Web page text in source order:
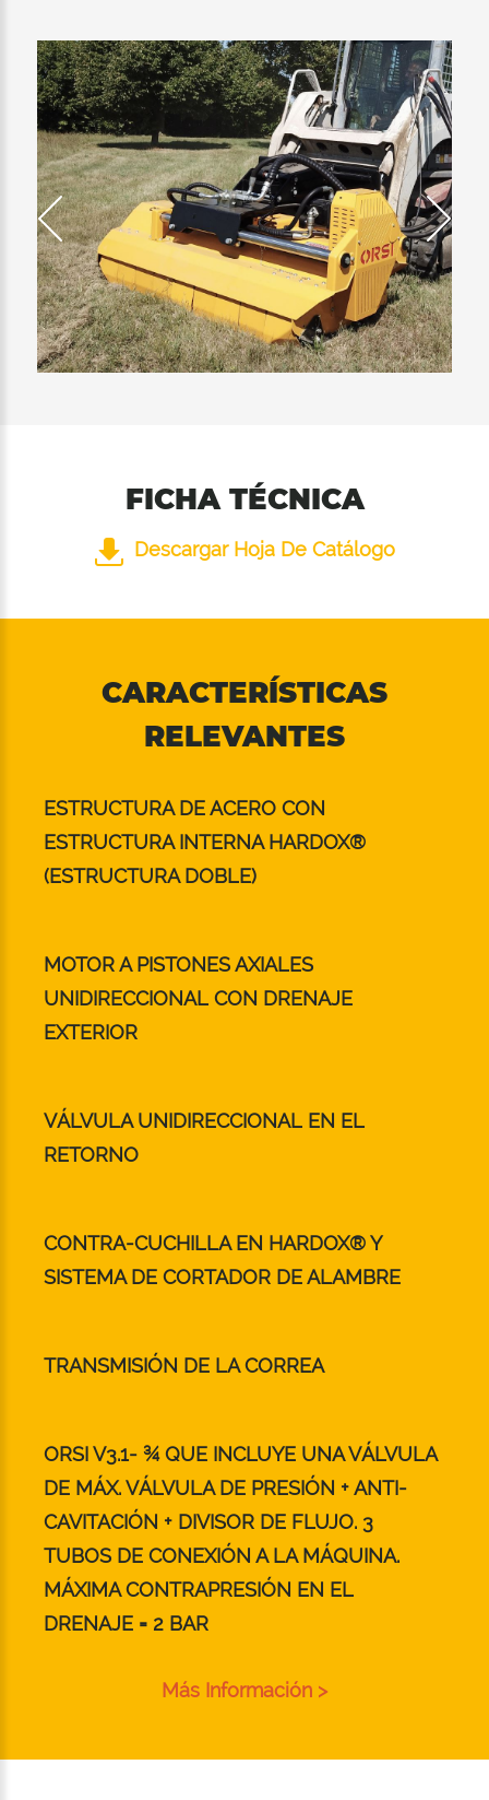
FICHA TÉCNICA
Descargar Hoja De Catálogo
CARACTERÍSTICAS
RELEVANTES
ESTRUCTURA DE ACERO CON
ESTRUCTURA INTERNA HARDOX®
(ESTRUCTURA DOBLE)
MOTOR A PISTONES AXIALES
UNIDIRECCIONAL CON DRENAJE
EXTERIOR
VÁLVULA UNIDIRECCIONAL EN EL
RETORNO
CONTRA-CUCHILLA EN HARDOX® Y
SISTEMA DE CORTADOR DE ALAMBRE
TRANSMISIÓN DE LA CORREA
ORSI V3.1- ¾ QUE INCLUYE UNA VÁLVULA
DE MÁX. VÁLVULA DE PRESIÓN + ANTI-
CAVITACIÓN + DIVISOR DE FLUJO. 3
TUBOS DE CONEXIÓN A LA MÁQUINA.
MÁXIMA CONTRAPRESIÓN EN EL
DRENAJE = 2 BAR
Más Información >